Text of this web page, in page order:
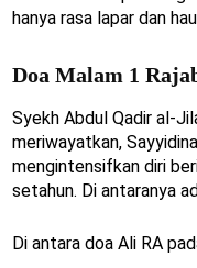
hanya rasa lapar dan
Doa Malam 1
Syekh Abdul Qadir al-
meriwayatkan,
mengintensifkan diri
setahun. Di antaranya
Di antara doa Ali RA